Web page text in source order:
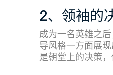
2、领袖的
成为一名英雄之
导风格一方面展
是朝堂上的决策